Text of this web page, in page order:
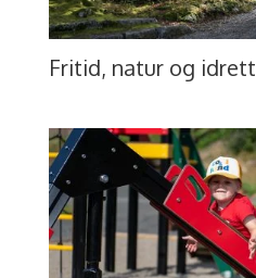
Fritid, natur og idrett